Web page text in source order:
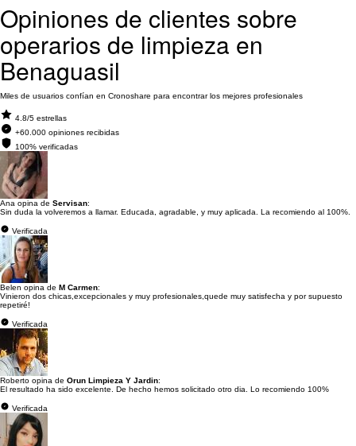
Opiniones de clientes sobre
operarios de limpieza en
Benaguasil
Miles de usuarios confían en Cronoshare para encontrar los mejores profesionales
4.8/5 estrellas
+60.000 opiniones recibidas
100% verificadas
Ana opina de Servisan:
Sin duda la volveremos a llamar. Educada, agradable, y muy aplicada. La recomiendo al 100%.
Verificada
Belen opina de M Carmen:
Vinieron dos chicas,excepcionales y muy profesionales,quede muy satisfecha y por supuesto
repetiré!
Verificada
Roberto opina de Orun Limpieza Y Jardin:
El resultado ha sido excelente. De hecho hemos solicitado otro dia. Lo recomiendo 100%
Verificada